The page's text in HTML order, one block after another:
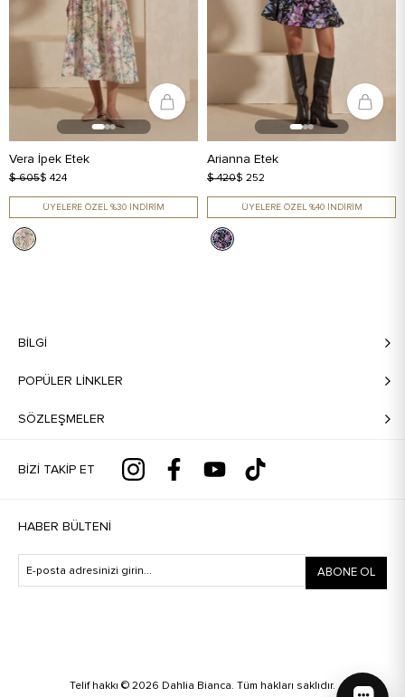
Vera İpek Etek
$ 605$ 424
ÜYELERE ÖZEL %30 İNDİRİM
Arianna Etek
$ 420$ 252
ÜYELERE ÖZEL %40 İNDİRİM
BILGI
POPÜLER LİNKLER
SÖZLEŞMELER
BIZI TAKIP ET
HABER BÜLTENI
ABONE OL
Telif hakkı © 2026 Dahlia Bianca. Tüm hakları saklıdır.